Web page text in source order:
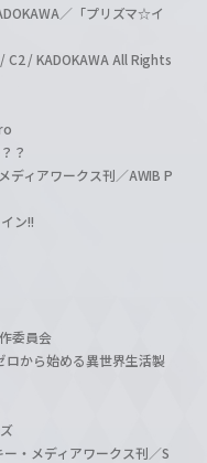
／「プリズマ☆イ
C2 / KADOKAWA All Rights
？
ィアワークス刊／AWIB P
ン!!
委員会
ロから始める異世界生活製
・メディアワークス刊／S